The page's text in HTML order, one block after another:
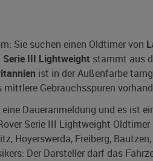
Sie suchen einen Oldtimer von
Serie III Lightweight stammt aus
ist in der Außenfarbe
Gebrauchsspuren
eine Daueranmeldung und es ist
Serie III Lightweight Oldtimer
Hoyerswerda, Freiberg,
Der Darsteller darf das